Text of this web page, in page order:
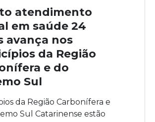
atendimento
em saúde 24
avança nos
da Região
e do
Sul
da Região Carbonífera e
Sul Catarinense estão